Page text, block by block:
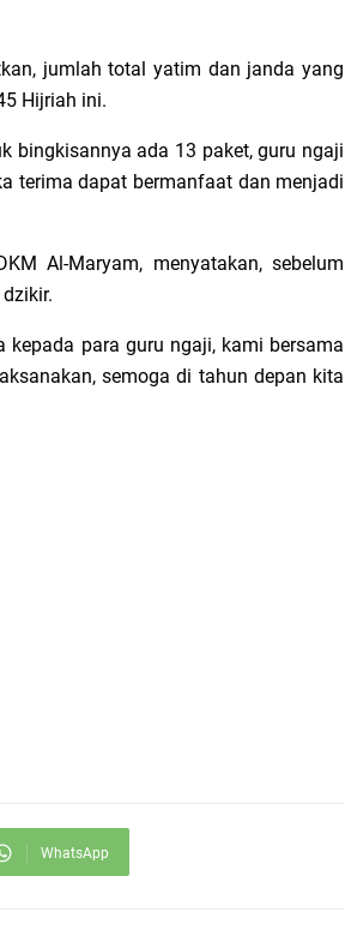
jumlah total yatim dan janda yang
Hijriah ini.
bingkisannya ada 13 paket, guru ngaji
terima dapat bermanfaat dan menjadi
Al-Maryam, menyatakan, sebelum
para guru ngaji, kami bersama
semoga di tahun depan kita
WhatsApp